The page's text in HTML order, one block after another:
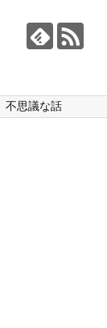
不思議な話